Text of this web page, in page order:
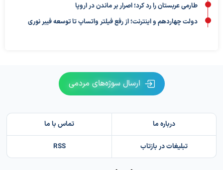
طارمی عربستان را رد کرد؛ اصرار بر ماندن در اروپا
دولت چهاردهم و اینترنت؛ از رفع فیلتر واتساپ تا توسعه فیبر نوری
ارسال سوژه‌های مردمی
درباره ما تماس با ما
تبلیغات در بازتاب RSS